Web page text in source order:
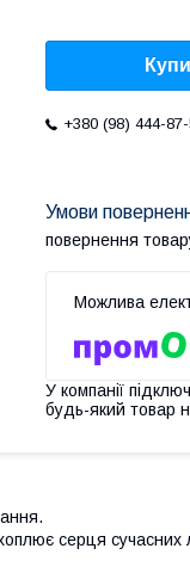
+380 (98) 444-
повернення
У компанії
будь-який товар
серця